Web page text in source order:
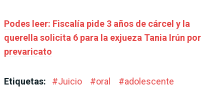
Podes leer: Fiscalía pide 3 años de cárcel y la
querella solicita 6 para la exjueza Tania Irún por
prevaricato
Etiquetas: #Juicio #oral #adolescente